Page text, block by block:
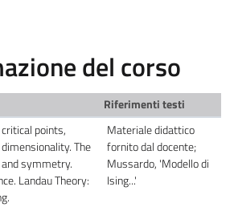
del corso
Riferimenti testi
points,
The
symmetry.
Landau Theory:
Materiale didattico
fornito dal docente;
Mussardo, 'Modello di
Ising...'